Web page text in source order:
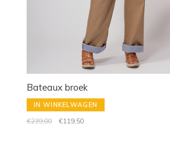
Bateaux broek
IN WINKELWAGEN
€239,00 €119,50